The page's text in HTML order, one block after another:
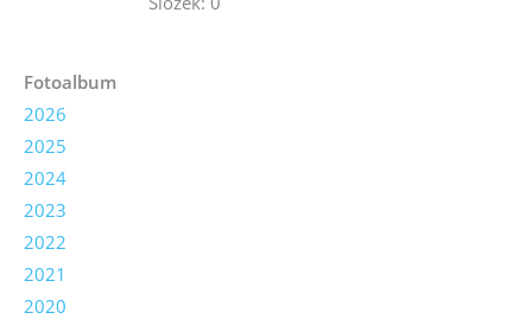
Fotoalbum
2026
2025
2024
2023
2022
2021
2020